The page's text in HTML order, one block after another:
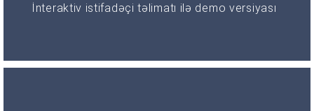
İnteraktiv istifadəçi təlimatı ilə demo versiyası